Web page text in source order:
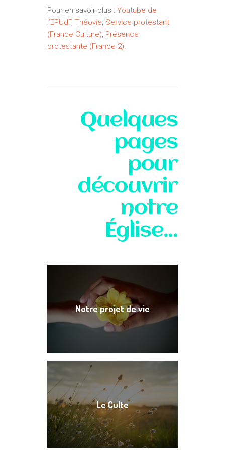
Pour en savoir plus : Youtube de
l’EPUdF, Théovie, Service protestant
(France Culture), Présence
protestante (France 2).
Quelques
pages
pour
découvrir
notre
Église...
Notre projet de vie
Le Culte